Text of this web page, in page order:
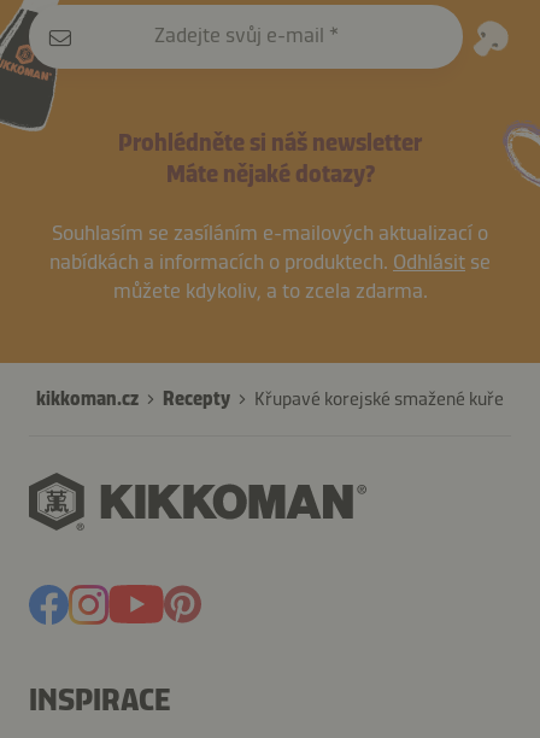
Zadejte svůj e-mail
Prohlédněte si náš newsletter
Máte nějaké dotazy?
Souhlasím se zasíláním e-mailových aktualizací o
nabídkách a informacích o produktech. Odhlásit se
můžete kdykoliv, a to zcela zdarma.
kikkoman.cz Recepty Křupavé korejské smažené kuře
INSPIRACE